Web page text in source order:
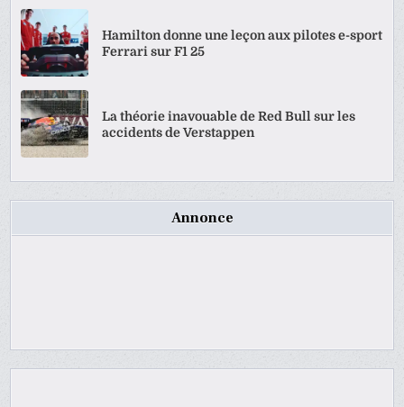
Hamilton donne une leçon aux pilotes e-sport
Ferrari sur F1 25
La théorie inavouable de Red Bull sur les
accidents de Verstappen
Annonce